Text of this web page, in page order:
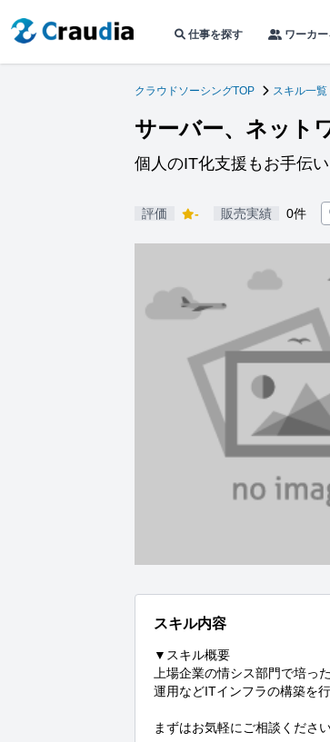
仕事を探す ワーカ
クラウドソーシングTOP スキル一覧
サーバー、ネット
個人のIT化支援もお手伝い
評価 - 販売実績 0件
スキル内容
▼スキル概要
上場企業の情シス部門で培っ
運用などITインフラの構築を行
まずはお気軽にご相談ください